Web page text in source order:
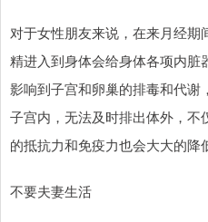
对于女性朋友来说，在来月经
精进入到身体会给身体各项内脏
影响到子宫和卵巢的排毒和代谢
子宫内，无法及时排出体外，
的抵抗力和免疫力也会大大的降
不要夫妻生活